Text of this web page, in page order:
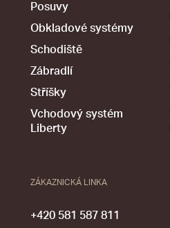
Posuvy
Obkladové systémy
Schodiště
Zábradlí
Stříšky
Vchodový systém
Liberty
ZÁKAZNICKÁ LINKA
+420 581 587 811